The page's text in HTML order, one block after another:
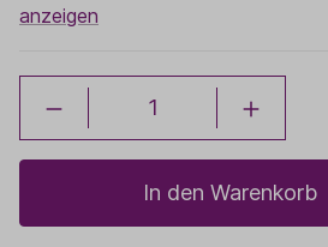
anzeigen
In den Warenkorb